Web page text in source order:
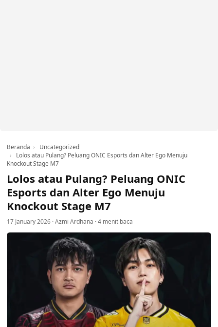
Beranda
Uncategorized
Lolos atau Pulang? Peluang ONIC Esports dan Alter Ego Menuju
Knockout Stage M7
Lolos atau Pulang? Peluang ONIC
Esports dan Alter Ego Menuju
Knockout Stage M7
17 January 2026 ·Azmi Ardhana ·4 menit baca